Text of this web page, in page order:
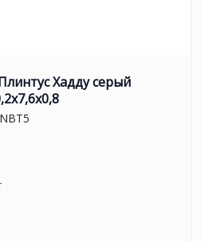
Хадду серый